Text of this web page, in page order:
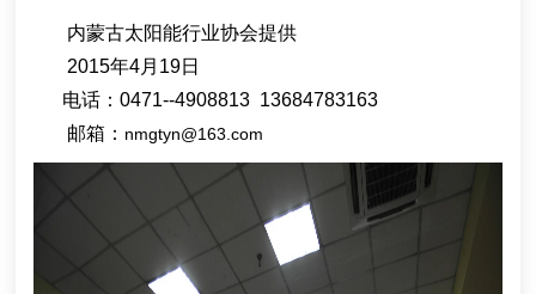
内蒙古太阳能行业协会提供
2015年4月19日
电话：0471--4908813 13684783163
邮箱： nmgtyn@163.com